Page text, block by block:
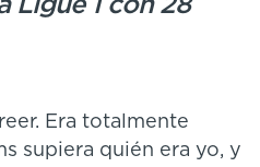
Ligue 1 con 28
Era totalmente
supiera quién era yo, y